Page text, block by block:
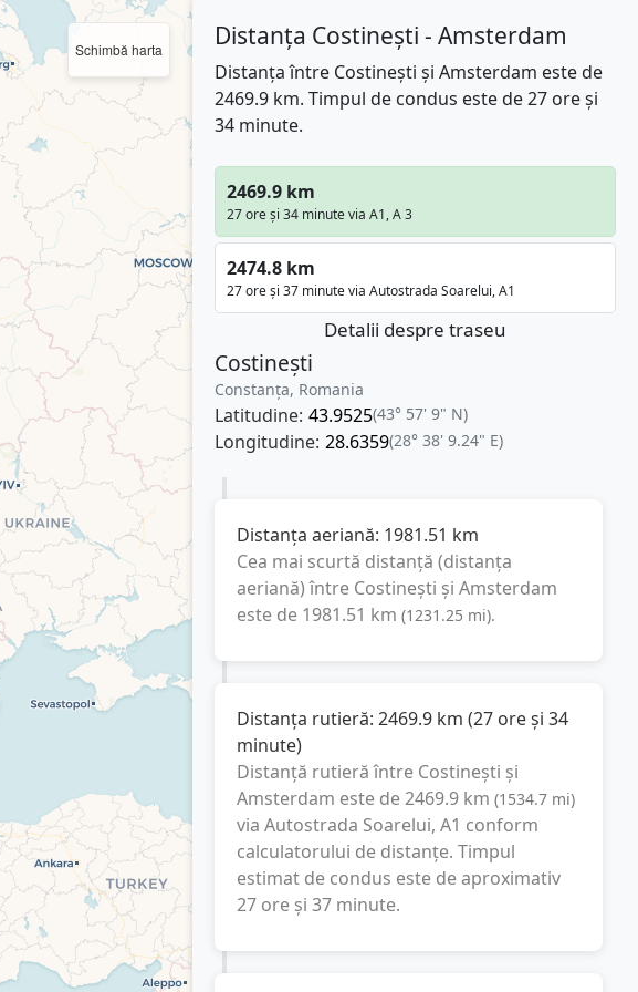
Schimbă harta Distanța Costinești - Amsterdam
Distanța între Costinești și Amsterdam este de
2469.9 km. Timpul de condus este de 27 ore și
34 minute.
2469.9 km
27 ore și 34 minute via A1, A 3
2474.8 km
27 ore și 37 minute via Autostrada Soarelui, A1
Detalii despre traseu
Costinești
Constanța, Romania
Latitudine: 43.9525(43° 57' 9" N)
Longitudine: 28.6359(28° 38' 9.24" E)
Distanța aeriană: 1981.51 km
Cea mai scurtă distanță (distanța
aeriană) între Costinești și Amsterdam
este de 1981.51 km (1231.25 mi).
Distanța rutieră: 2469.9 km (27 ore și 34
minute)
Distanță rutieră între Costinești și
Amsterdam este de2469.9 km (1534.7 mi)
via Autostrada Soarelui, A1 conform
calculatorului de distanțe. Timpul
estimat de condus este de aproximativ
27 ore și 37 minute.